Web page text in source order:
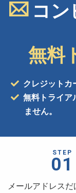
コン
無料
クレジットカ
無料トライア
ません。
STEP
01
メールアドレスだ